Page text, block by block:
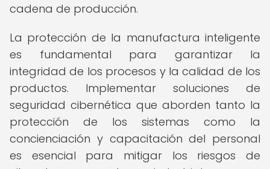
cadena de producción.
La protección de la manufactura inteligente
es fundamental para garantizar la
integridad de los procesos y la calidad de los
productos. Implementar soluciones de
seguridad cibernética que aborden tanto la
protección de los sistemas como la
concienciación y capacitación del personal
es esencial para mitigar los riesgos de